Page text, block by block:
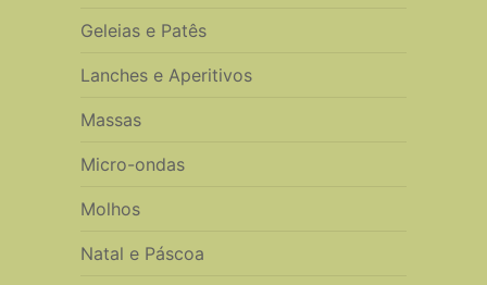
Geleias e Patês
Lanches e Aperitivos
Massas
Micro-ondas
Molhos
Natal e Páscoa